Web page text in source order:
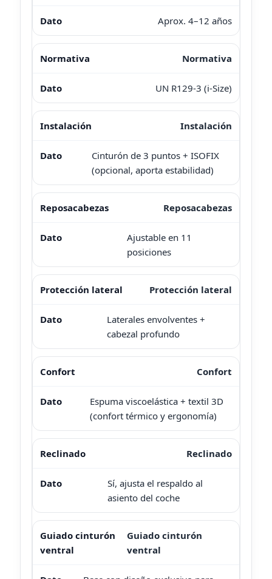
Aprox. 4–12 años
Normativa
UN R129-3 (i-Size)
Instalación
Cinturón de 3 puntos + ISOFIX
(opcional, aporta estabilidad)
Reposacabezas
Ajustable en 11
posiciones
Protección lateral
Laterales envolventes +
cabezal profundo
Confort
Espuma viscoelástica + textil 3D
(confort térmico y ergonomía)
Reclinado
Sí, ajusta el respaldo al
asiento del coche
Guiado cinturón
ventral